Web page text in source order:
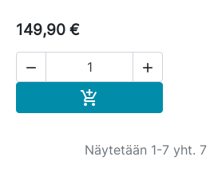
149,90 €
 

Näytetään 1-7 yht.